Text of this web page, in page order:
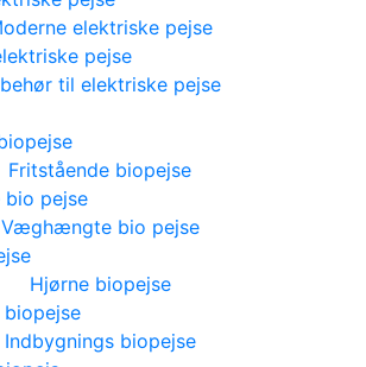
elektriske pejse
til elektriske pejse
Fritstående biopejse
Væghængte bio pejse
Hjørne biopejse
Indbygnings biopejse